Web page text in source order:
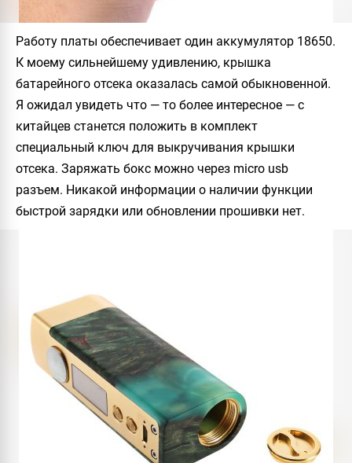
Работу платы обеспечивает один аккумулятор 18650.
К моему сильнейшему удивлению, крышка
батарейного отсека оказалась самой обыкновенной.
Я ожидал увидеть что — то более интересное — с
китайцев станется положить в комплект
специальный ключ для выкручивания крышки
отсека. Заряжать бокс можно через micro usb
разъем. Никакой информации о наличии функции
быстрой зарядки или обновлении прошивки нет.